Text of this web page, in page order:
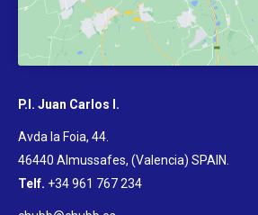
P.I. Juan Carlos I.
Avda la Foia, 44.
46440 Almussafes, (Valencia) SPAIN
Telf. +34 961 767 234